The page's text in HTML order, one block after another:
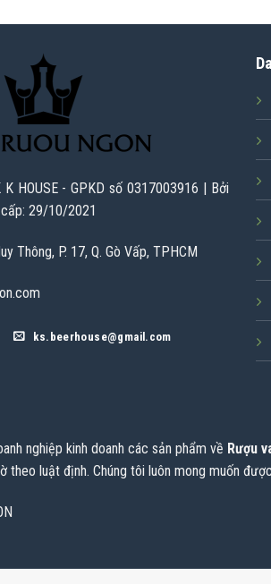
HOUSE - GPKD số 0317003916 | Bởi
29/10/2021
Thông, P. 17, Q. Gò Vấp, TPHCM
ks.beerhouse@gmail.com
nghiệp kinh doanh các sản phẩm về Rượu
theo luật định. Chúng tôi luôn mong muốn